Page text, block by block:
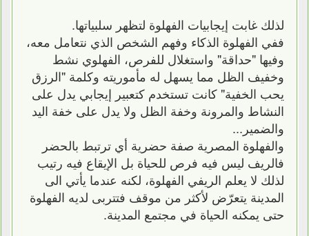
لذلك غابت إيجابيات الفهلوة لتظهر سلبياتها.
ففي الفهلوة الذكاء وفهم الشخص الذي نتعامل معه،
وفيها "حداقة" واستغلال للفرص، الفهلوي نشط
وخفيف الظل مما يسهل له مأموريته وكلمة "الرزق
يحب الخفية" كانت تستخدم كتعبير إيجابي يدل على
النشاط والمرونة وخفة الظل ولا يدل على خفة اليد
والضمير...
والفهلوة المصرية صفة حضرية أي ترتبط بالحضر
فالريف ليس فيه فرص للحياة بل الإيقاع فيه رتيب
لذلك لا يعلم الريفي الفهلوة، لكنه عندما يأتي الى
المدينة يتعرّض لأكثر من موقف فتتربى لديه الفهلوة
حتى يمكنه الحياة في مجتمع المدينة.